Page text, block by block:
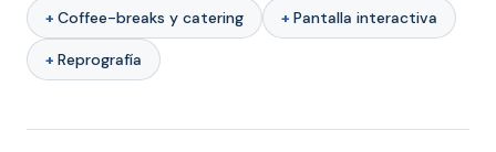
Coffee-breaks y catering Pantalla interactiva
Reprografía